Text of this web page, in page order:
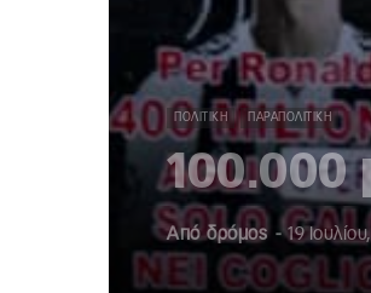
ΠΟΛΙΤΙΚΉ ΠΑΡΑΠΟΛΙΤΙΚΉ
100.000
Από δρόμος - 19